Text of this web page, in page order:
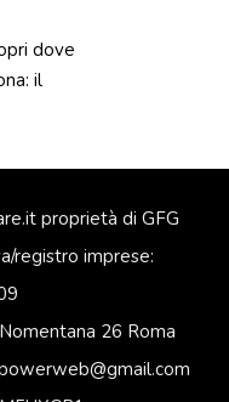
dove
il
proprietà di GFG
registro imprese:
26 Roma